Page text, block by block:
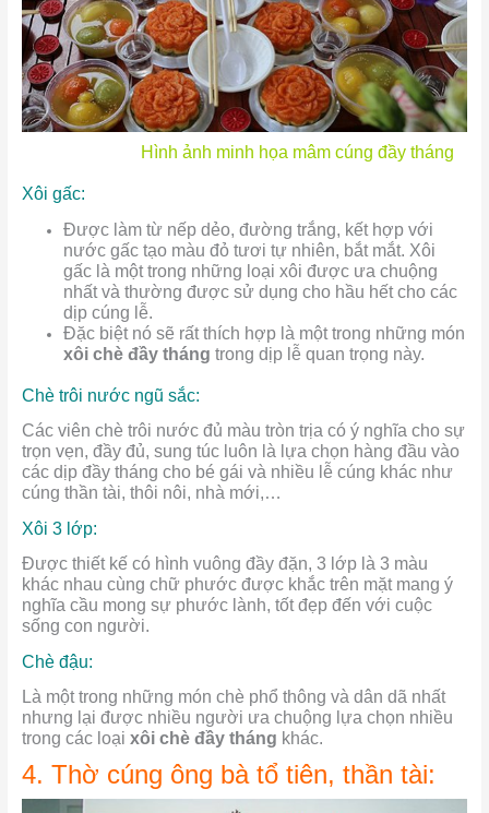
Hình ảnh minh họa mâm cúng đầy tháng
Xôi gấc:
Được làm từ nếp dẻo, đường trắng, kết hợp với
nước gấc tạo màu đỏ tươi tự nhiên, bắt mắt. Xôi
gấc là một trong những loại xôi được ưa chuộng
nhất và thường được sử dụng cho hầu hết cho các
dịp cúng lễ.
Đặc biệt nó sẽ rất thích hợp là một trong những món
xôi chè đầy tháng trong dịp lễ quan trọng này.
Chè trôi nước ngũ sắc:
Các viên chè trôi nước đủ màu tròn trịa có ý nghĩa cho sự
trọn vẹn, đầy đủ, sung túc luôn là lựa chọn hàng đầu vào
các dịp đầy tháng cho bé gái và nhiều lễ cúng khác như
cúng thần tài, thôi nôi, nhà mới,…
Xôi 3 lớp:
Được thiết kế có hình vuông đầy đặn, 3 lớp là 3 màu
khác nhau cùng chữ phước được khắc trên mặt mang ý
nghĩa cầu mong sự phước lành, tốt đẹp đến với cuộc
sống con người.
Chè đậu:
Là một trong những món chè phổ thông và dân dã nhất
nhưng lại được nhiều người ưa chuộng lựa chọn nhiều
trong các loại xôi chè đầy tháng khác.
4. Thờ cúng ông bà tổ tiên, thần tài: